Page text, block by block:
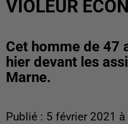
VIOLEUR
Cet homme de 47
hier devant les
Marne.
Publié : 5 février 2021